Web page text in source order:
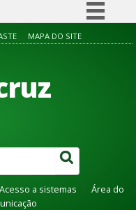
Simplifique!
Acesso à informação
Canais
MAPA DO SITE
Acesso a sistemas
Área do